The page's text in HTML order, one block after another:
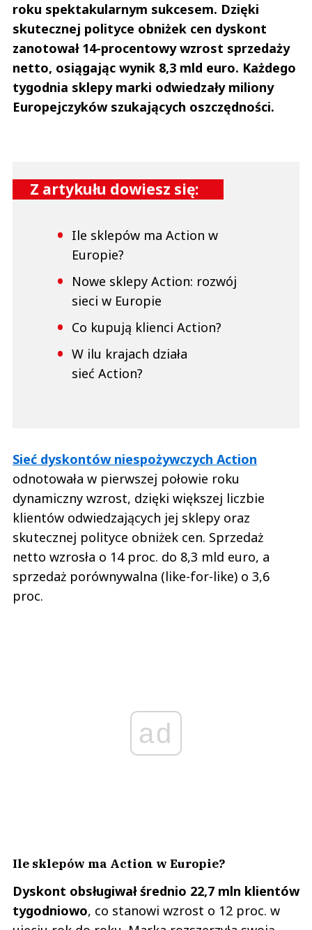
roku spektakularnym sukcesem. Dzięki
skutecznej polityce obniżek cen dyskont
zanotował 14-procentowy wzrost sprzedaży
netto, osiągając wynik 8,3 mld euro. Każdego
tygodnia sklepy marki odwiedzały miliony
Europejczyków szukających oszczędności.
Z artykułu dowiesz się:
Ile sklepów ma Action w
Europie?
Nowe sklepy Action: rozwój
sieci w Europie
Co kupują klienci Action?
W ilu krajach działa
sieć Action?
Sieć dyskontów niespożywczych Action
odnotowała w pierwszej połowie roku
dynamiczny wzrost, dzięki większej liczbie
klientów odwiedzających jej sklepy oraz
skutecznej polityce obniżek cen. Sprzedaż
netto wzrosła o 14 proc. do 8,3 mld euro, a
sprzedaż porównywalna (like-for-like) o 3,6
proc.
ad
Ile sklepów ma Action w Europie?
Dyskont obsługiwał średnio 22,7 mln klientów
tygodniowo, co stanowi wzrost o 12 proc. w